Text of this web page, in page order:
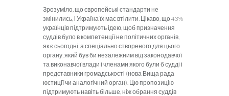
Зрозуміло, що європейські стандарти не
змінились, і Україна їх має втілити. Цікаво, що 43%
українців підтримують ідею, щоб призначення
суддів було в компетенції не політичних органів,
як є сьогодні, а спеціально створеного для цього
органу, який був би незалежним від законодавчої
та виконавчої влади і членами якого були б судді і
представники громадськості (нова Вища рада
юстиції чи аналогічний орган). Цю пропозицію
підтримують навіть більше, ніж обрання суддів